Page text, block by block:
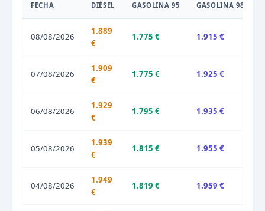
FECHA DIÉSEL GASOLINA 95 GASOLINA 98
08/08/2026
1.889
€
1.775 € 1.915 €
07/08/2026
1.909
€
1.775 € 1.925 €
06/08/2026
1.929
€
1.795 € 1.935 €
05/08/2026
1.939
€
1.815 € 1.955 €
04/08/2026
1.949
€
1.819 € 1.959 €